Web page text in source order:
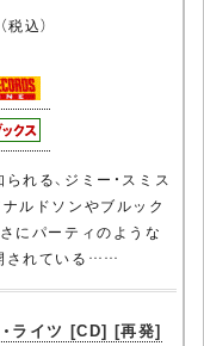
込）
れる、ジミー・スミス
ルドソンやブルック
にパーティのような
されている……
ライツ [CD] [再発]